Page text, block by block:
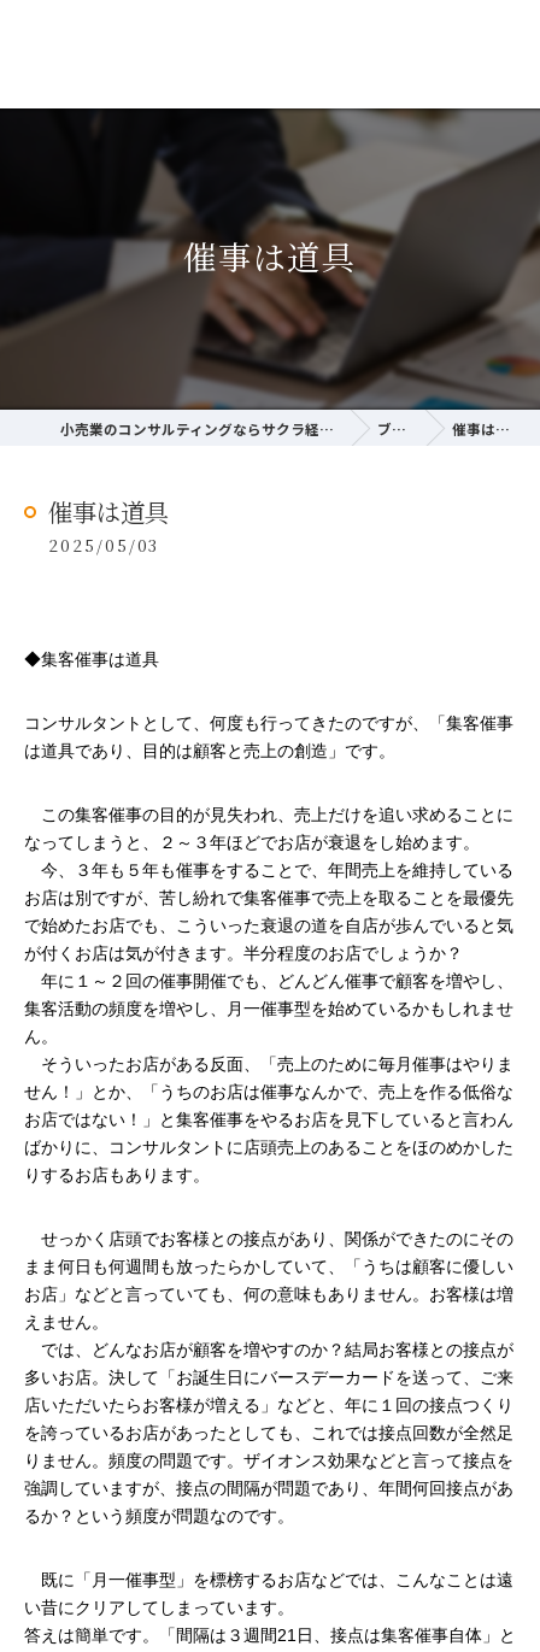
催事は道具
小売業のコンサルティングならサクラ経営研究所 ブログ 催事は道具
催事は道具
2025/05/03
◆集客催事は道具
コンサルタントとして、何度も行ってきたのですが、「集客催事
は道具であり、目的は顧客と売上の創造」です。
この集客催事の目的が見失われ、売上だけを追い求めることに
なってしまうと、２～３年ほどでお店が衰退をし始めます。
今、３年も５年も催事をすることで、年間売上を維持している
お店は別ですが、苦し紛れで集客催事で売上を取ることを最優先
で始めたお店でも、こういった衰退の道を自店が歩んでいると気
が付くお店は気が付きます。半分程度のお店でしょうか？
年に１～２回の催事開催でも、どんどん催事で顧客を増やし、
集客活動の頻度を増やし、月一催事型を始めているかもしれませ
ん。
そういったお店がある反面、「売上のために毎月催事はやりま
せん！」とか、「うちのお店は催事なんかで、売上を作る低俗な
お店ではない！」と集客催事をやるお店を見下していると言わん
ばかりに、コンサルタントに店頭売上のあることをほのめかした
りするお店もあります。
せっかく店頭でお客様との接点があり、関係ができたのにその
まま何日も何週間も放ったらかしていて、「うちは顧客に優しい
お店」などと言っていても、何の意味もありません。お客様は増
えません。
では、どんなお店が顧客を増やすのか？結局お客様との接点が
多いお店。決して「お誕生日にバースデーカードを送って、ご来
店いただいたらお客様が増える」などと、年に１回の接点つくり
を誇っているお店があったとしても、これでは接点回数が全然足
りません。頻度の問題です。ザイオンス効果などと言って接点を
強調していますが、接点の間隔が問題であり、年間何回接点があ
るか？という頻度が問題なのです。
既に「月一催事型」を標榜するお店などでは、こんなことは遠
い昔にクリアしてしまっています。
答えは簡単です。「間隔は３週間21日、接点は集客催事自体」と